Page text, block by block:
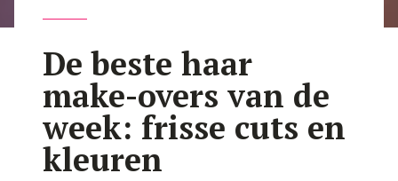
De beste haar
make-overs van de
week: frisse cuts en
kleuren